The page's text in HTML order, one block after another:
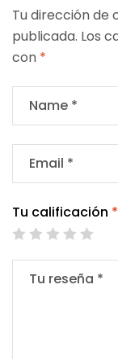
Tu dirección de
publicada. Los
con *
Tu calificación *